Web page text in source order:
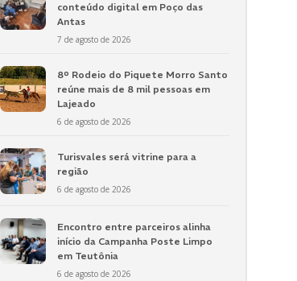
conteúdo digital em Poço das
Antas
7 de agosto de 2026
8º Rodeio do Piquete Morro Santo
reúne mais de 8 mil pessoas em
Lajeado
6 de agosto de 2026
Turisvales será vitrine para a
região
6 de agosto de 2026
Encontro entre parceiros alinha
início da Campanha Poste Limpo
em Teutônia
6 de agosto de 2026